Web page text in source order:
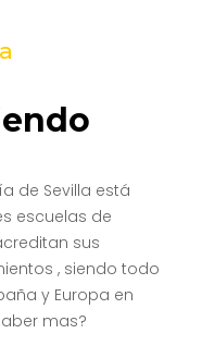
de Sevilla está
escuelas de
sus
, siendo todo
y Europa en
mas?